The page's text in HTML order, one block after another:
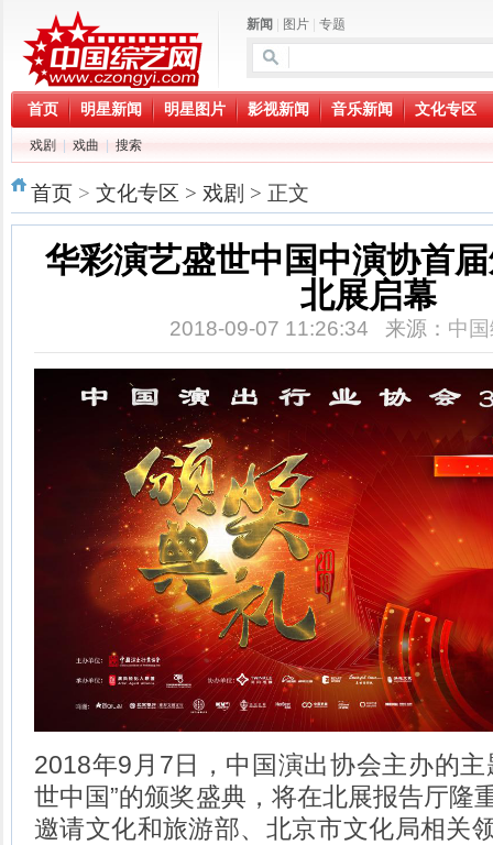
新闻 图片 专题
首页 明星新闻 明星图片 影视新闻 音乐新闻 文化专区
戏剧 戏曲 搜索
首页 > 文化专区 > 戏剧 > 正文
华彩演艺盛世中国中演协首
北展启幕
2018-09-07 11:26:34 来源： 中
2018年9月7日，中国演出协会主办的主
世中国”的颁奖盛典，将在北展报告厅隆
邀请文化和旅游部、北京市文化局相关